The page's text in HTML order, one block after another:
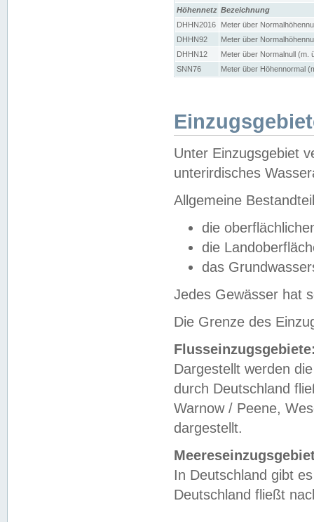
Höhennetz Bezeichnung
DHHN2016
Meter über
DHHN92
Meter über
DHHN12
Meter über Normalnull (m.
SNN76
Meter über Höhennormal
Unter Einzugsgebiet
unterirdisches
Allgemeine
die
die
das
Jedes Gewässer hat
Die Grenze des
Dargestellt werden
durch Deutschland
Warnow / Peene,
dargestellt.
In Deutschland gibt
Deutschland fließt